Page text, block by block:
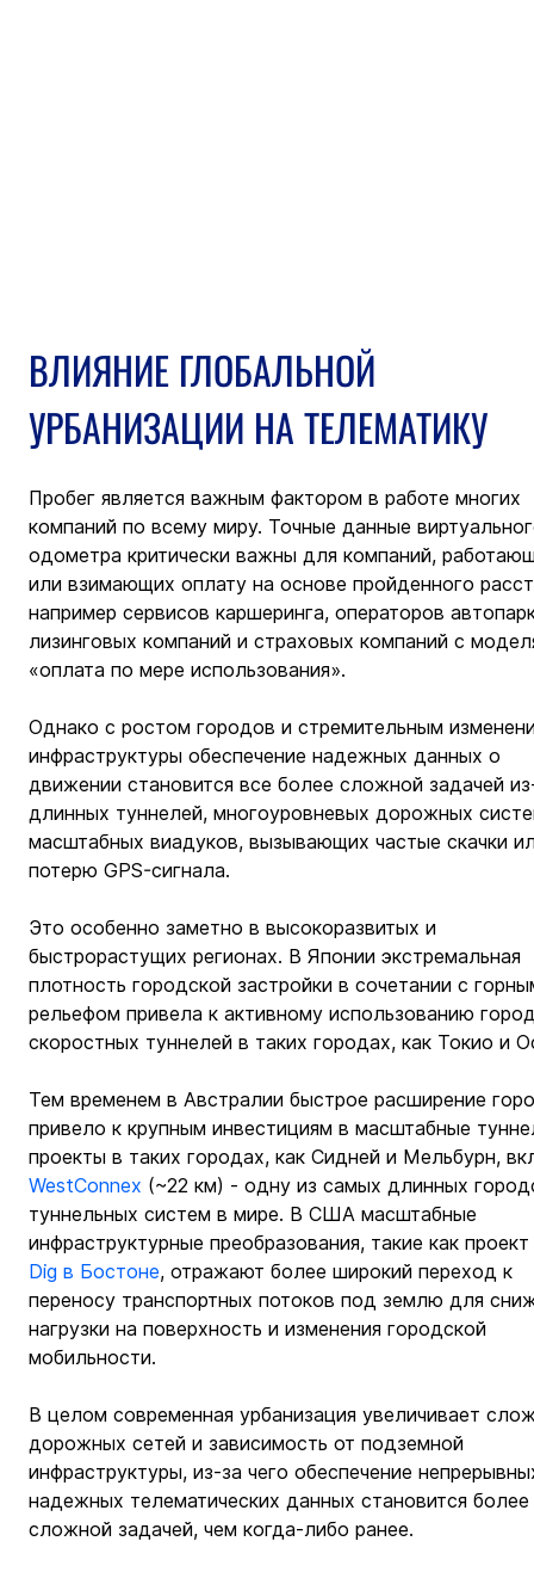
ВЛИЯНИЕ ГЛОБАЛЬНОЙ
УРБАНИЗАЦИИ НА ТЕЛЕМАТИКУ
Пробег является важным фактором в работе многих
компаний по всему миру. Точные данные
одометра критически важны для компаний,
или взимающих оплату на основе пройденного
например сервисов каршеринга, операторов
лизинговых компаний и страховых компаний с
«оплата по мере использования».
Однако с ростом городов и стремительным
инфраструктуры обеспечение надежных данных о
движении становится все более сложной задачей
длинных туннелей, многоуровневых дорожных
масштабных виадуков, вызывающих частые скачки
потерю GPS-сигнала.
Это особенно заметно в высокоразвитых и
быстрорастущих регионах. В Японии экстремальная
плотность городской застройки в сочетании с
рельефом привела к активному использованию
скоростных туннелей в таких городах, как Токио и
Тем временем в Австралии быстрое расширение
привело к крупным инвестициям в масштабные
проекты в таких городах, как Сидней и Мельбурн,
WestConnex (~22 км) - одну из самых длинных
туннельных систем в мире. В США масштабные
инфраструктурные преобразования, такие как проект
Dig в Бостоне, отражают более широкий переход к
переносу транспортных потоков под землю для
нагрузки на поверхность и изменения городской
мобильности.
В целом современная урбанизация увеличивает
дорожных сетей и зависимость от подземной
инфраструктуры, из-за чего обеспечение
надежных телематических данных становится более
сложной задачей, чем когда-либо ранее.